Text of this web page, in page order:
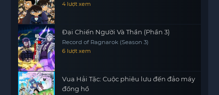
4 lượt xem
Đại Chiến Người Và Thần (Phần 3)
Record of Ragnarok (Season 3)
6 lượt xem
Vua Hải Tặc: Cuộc phiêu lưu đến đảo máy
đồng hồ